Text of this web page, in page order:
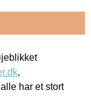
,
har et stort